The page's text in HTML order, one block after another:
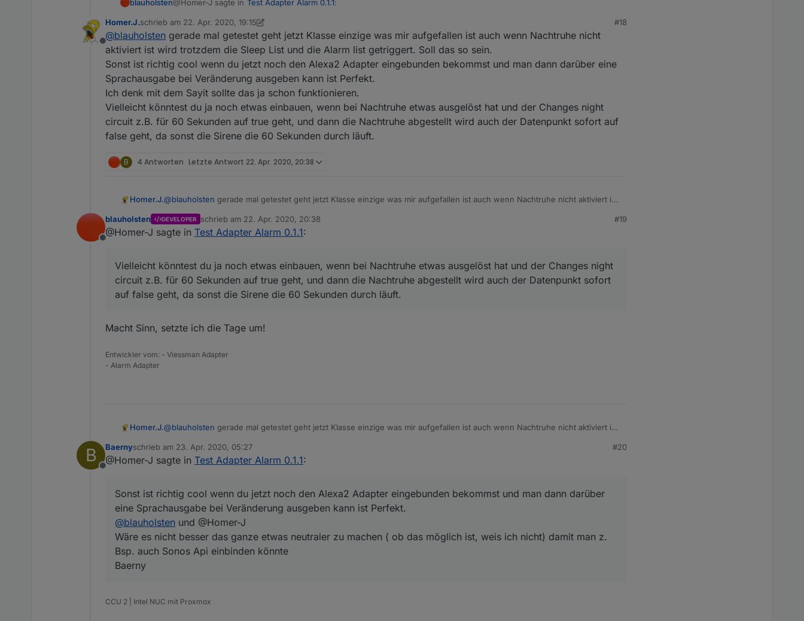
blauholsten@Homer-J sagte in Test Adapter Alarm 0.1.1:
@blauholstenjab das iss es.
erledigt in der neuen Version! Man kann sich die Zeit in der Konfig einstellen, wie lange der Datenpunkt info...... aktiv
sein soll! Bitte testen und feedback geben.
Offline
Homer.J.schrieb am 22. Apr. 2020, 19:15
zuletzt editiert von Homer.J.
#18
@blauholsten gerade mal getestet geht jetzt Klasse einzige was mir aufgefallen ist auch wenn Nachtruhe nicht
aktiviert ist wird trotzdem die Sleep List und die Alarm list getriggert. Soll das so sein.
Sonst ist richtig cool wenn du jetzt noch den Alexa2 Adapter eingebunden bekommst und man dann darüber eine
Sprachausgabe bei Veränderung ausgeben kann ist Perfekt.
Ich denk mit dem Sayit sollte das ja schon funktionieren.
Vielleicht könntest du ja noch etwas einbauen, wenn bei Nachtruhe etwas ausgelöst hat und der Changes night
circuit z.B. für 60 Sekunden auf true geht, und dann die Nachtruhe abgestellt wird auch der Datenpunkt sofort auf
false geht, da sonst die Sirene die 60 Sekunden durch läuft.
B 4 Antworten Letzte Antwort 22. Apr. 2020, 20:38
Homer.J.@blauholsten gerade mal getestet geht jetzt Klasse einzige was mir aufgefallen ist auch wenn Nachtruhe nicht aktiviert ist
Sonst ist richtig cool wenn du jetzt noch den Alexa2 Adapter eingebunden bekommst und man dann darüber eine
Sprachausgabe bei Veränderung ausgeben kann ist Perfekt.
z.B. für 60 Sekunden auf true geht, und dann die Nachtruhe abgestellt wird auch der Datenpunkt sofort auf false geht, da
sonst die Sirene die 60 Sekunden durch läuft.
Offline
blauholsten DEVELOPER schrieb am 22. Apr. 2020, 20:38
zuletzt editiert von
#19
@Homer-J sagte in Test Adapter Alarm 0.1.1:
Vielleicht könntest du ja noch etwas einbauen, wenn bei Nachtruhe etwas ausgelöst hat und der Changes night
circuit z.B. für 60 Sekunden auf true geht, und dann die Nachtruhe abgestellt wird auch der Datenpunkt sofort
auf false geht, da sonst die Sirene die 60 Sekunden durch läuft.
Macht Sinn, setzte ich die Tage um!
Entwickler vom: - Viessman Adapter
- Alarm Adapter
Homer.J.@blauholsten gerade mal getestet geht jetzt Klasse einzige was mir aufgefallen ist auch wenn Nachtruhe nicht aktiviert ist
Sonst ist richtig cool wenn du jetzt noch den Alexa2 Adapter eingebunden bekommst und man dann darüber eine
Sprachausgabe bei Veränderung ausgeben kann ist Perfekt.
z.B. für 60 Sekunden auf true geht, und dann die Nachtruhe abgestellt wird auch der Datenpunkt sofort auf false geht, da
sonst die Sirene die 60 Sekunden durch läuft.
B
Offline
Baernyschrieb am 23. Apr. 2020, 05:27
zuletzt editiert von
#20
@Homer-J sagte in Test Adapter Alarm 0.1.1:
Sonst ist richtig cool wenn du jetzt noch den Alexa2 Adapter eingebunden bekommst und man dann darüber
eine Sprachausgabe bei Veränderung ausgeben kann ist Perfekt.
@blauholsten und @Homer-J
Wäre es nicht besser das ganze etwas neutraler zu machen ( ob das möglich ist, weis ich nicht) damit man z.
Bsp. auch Sonos Api einbinden könnte
Baerny
CCU 2 | Intel NUC mit Proxmox